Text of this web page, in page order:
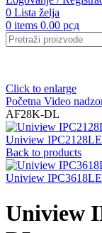
0 Lista želja
0 items 0.00 рсд
Click to enlarge
Početna Video
AF28K-DL
Uniview
Back to products
Uniview
Uniview